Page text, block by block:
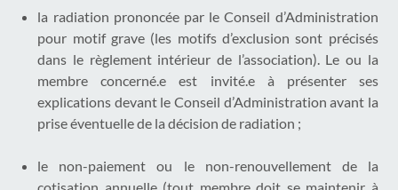
la radiation prononcée par le Conseil d’Administration
pour motif grave (les motifs d’exclusion sont précisés
dans le règlement intérieur de l’association). Le ou la
membre concerné.e est invité.e à présenter ses
explications devant le Conseil d’Administration avant la
prise éventuelle de la décision de radiation ;
le non-paiement ou le non-renouvellement de la